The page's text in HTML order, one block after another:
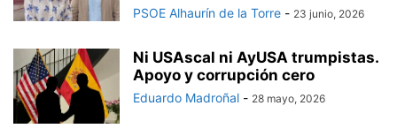
PSOE Alhaurín de la Torre - 23 junio, 2026
Ni USAscal ni AyUSA trumpistas.
Apoyo y corrupción cero
Eduardo Madroñal - 28 mayo, 2026